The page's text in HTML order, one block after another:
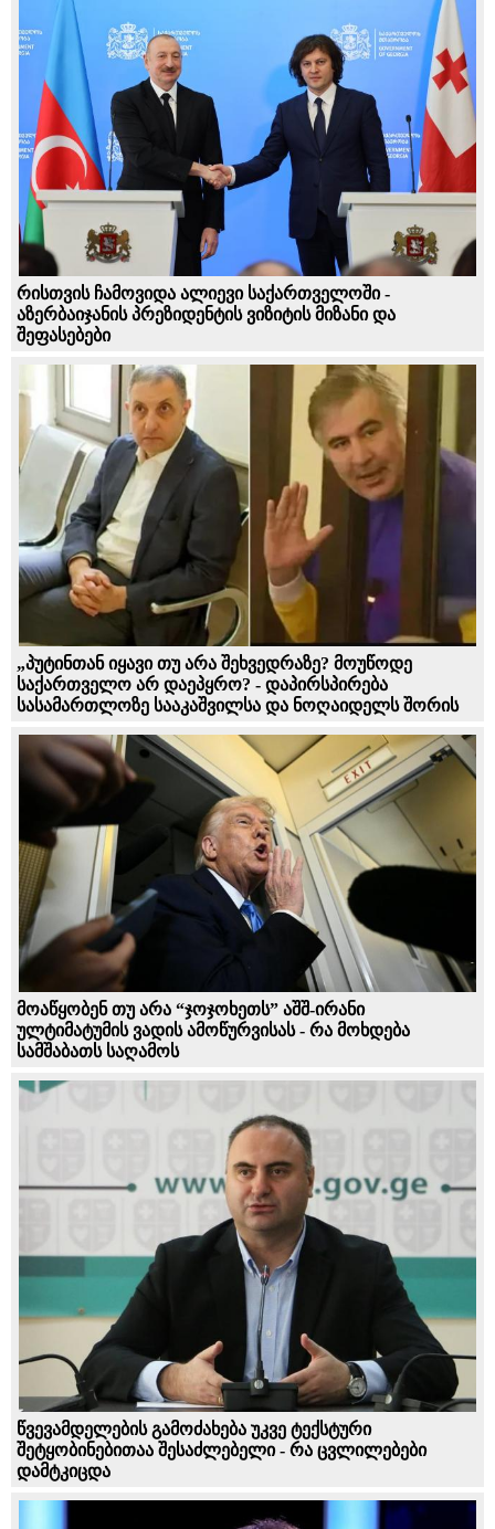
რისთვის ჩამოვიდა ალიევი საქართველოში -
აზერბაიჯანის პრეზიდენტის ვიზიტის მიზანი და
შეფასებები
„პუტინთან იყავი თუ არა შეხვედრაზე? მოუწოდე
საქართველო არ დაეპყრო? - დაპირსპირება
სასამართლოზე სააკაშვილსა და ნოღაიდელს შორის
მოაწყობენ თუ არა “ჯოჯოხეთს” აშშ-ირანი
ულტიმატუმის ვადის ამოწურვისას - რა მოხდება
სამშაბათს საღამოს
წვევამდელების გამოძახება უკვე ტექსტური
შეტყობინებითაა შესაძლებელი - რა ცვლილებები
დამტკიცდა